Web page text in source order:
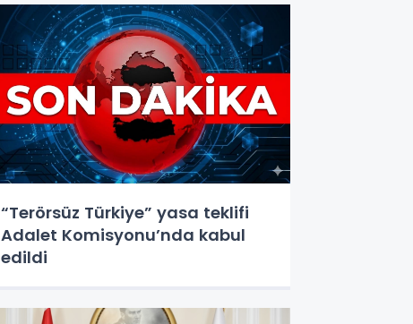
“Terörsüz Türkiye” yasa teklifi
Adalet Komisyonu’nda kabul
edildi